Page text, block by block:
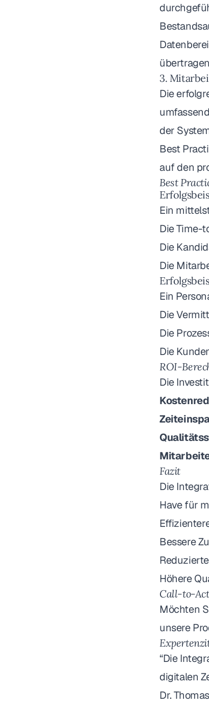
3.
Die
der
Best
auf den
Best
Ein
Die Time-
Die
Die
Ein
Die
Die
Die
ROI-
Die
Fazit
Die
Have für
Bessere
Höhere
Call-to-
Möchten
unsere
“Die
digitalen
Dr.